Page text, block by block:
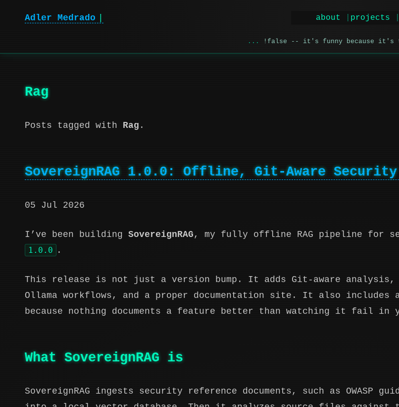
Adler Medrado about projects
!false -- it's funny because it's
Rag
Posts tagged with Rag .
SovereignRAG 1.0.0: Offline, Git-Aware
05 Jul 2026
I’ve been building SovereignRAG , my fully offline RAG pipeline for
1.0.0 .
This release is not just a version bump. It adds Git-aware
Ollama workflows, and a proper documentation site. It also
because nothing documents a feature better than watching it fail in
What SovereignRAG is
SovereignRAG ingests security reference documents, such as OWASP